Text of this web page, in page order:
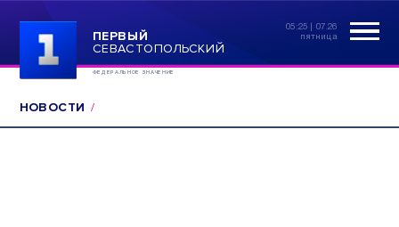
ПЕРВЫЙ
СЕВАСТОПОЛЬСКИЙ
ФЕДЕРАЛЬНОЕ ЗНАЧЕНИЕ
05:25 | 07.26
пятница
НОВОСТИ